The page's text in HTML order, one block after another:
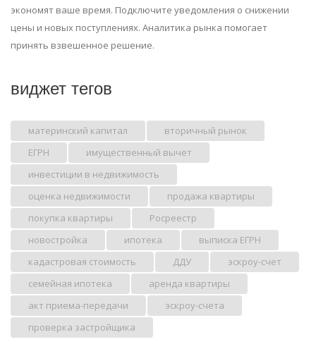
экономят ваше время. Подключите уведомления о снижении
цены и новых поступлениях. Аналитика рынка помогает
принять взвешенное решение.
виджет тегов
материнский капитал
вторичный рынок
ЕГРН
имущественный вычет
инвестиции в недвижимость
оценка недвижимости
продажа квартиры
покупка квартиры
Росреестр
новостройка
ипотека
выписка ЕГРН
кадастровая стоимость
ДДУ
эскроу-счет
семейная ипотека
аренда квартиры
акт приема-передачи
эскроу-счета
проверка застройщика